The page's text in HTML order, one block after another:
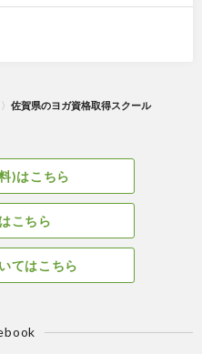
〉 佐賀県のヨガ資格取得スクール
)はこちら
こちら
てはこちら